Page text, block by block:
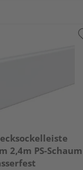
2,4m PS-Schaum